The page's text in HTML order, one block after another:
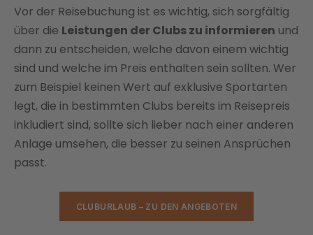
Vor der Reisebuchung ist es wichtig, sich sorgfältig
über die Leistungen der Clubs zu informieren und
dann zu entscheiden, welche davon einem wichtig
sind und welche im Preis enthalten sein sollten. Wer
zum Beispiel keinen Wert auf exklusive Sportarten
legt, die in bestimmten Clubs bereits im Reisepreis
inkludiert sind, sollte sich lieber nach einer anderen
Anlage umsehen, die besser zu seinen Ansprüchen
passt.
CLUBURLAUB – ZU DEN ANGEBOTEN